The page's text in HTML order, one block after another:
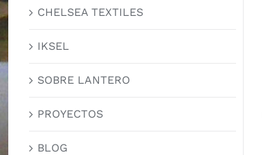
CHELSEA TEXTILES
IKSEL
SOBRE LANTERO
PROYECTOS
BLOG